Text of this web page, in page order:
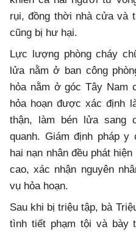
rụi, đồng thời nhà cửa và
cũng bị hư hại.
Lực lượng phòng cháy
lửa nằm ở ban công
hỏa nằm ở góc Tây Nam
hỏa hoạn được xác định
thận, làm bén lửa sang
quanh. Giám định pháp
hai nạn nhân đều phát
cao, xác nhận nguyên
vụ hỏa hoạn.
Sau khi bị triệu tập, bà
tình tiết phạm tội và bày